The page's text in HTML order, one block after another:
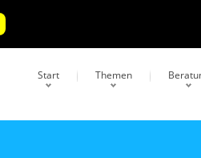
Start Themen